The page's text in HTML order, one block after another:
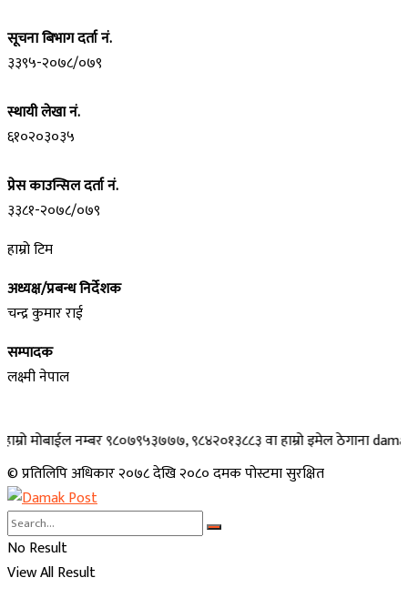
सूचना बिभाग दर्ता नं.
३३९५-२०७८/०७९
स्थायी लेखा नं.
६१०२०३०३५
प्रेस काउन्सिल दर्ता नं.
३३८१-२०७८/०७९
हाम्रो टिम
अध्यक्ष/प्रबन्ध निर्देशक
चन्द्र कुमार राई
सम्पादक
लक्ष्मी नेपाल
मोबाईल नम्बर ९८०७९५३७७७, ९८४२०१३८८३ वा हाम्रो इमेल ठेगाना
© प्रतिलिपि अधिकार २०७८ देखि २०८० दमक पोस्टमा सुरक्षित
No Result
View All Result